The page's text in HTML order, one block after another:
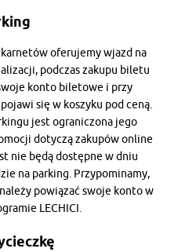
oferujemy wjazd na
podczas zakupu biletu
konto biletowe i przy
się w koszyku pod ceną.
jest ograniczona jego
dotyczą zakupów online
nie będą dostępne w dniu
na parking. Przypominamy,
powiązać swoje konto w
LECHICI.